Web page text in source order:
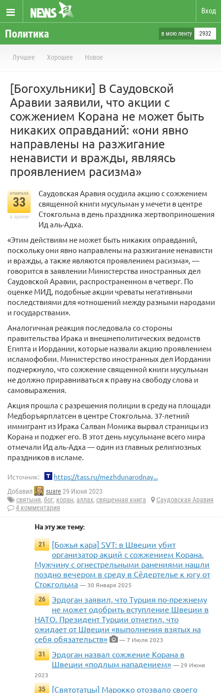
Вход
Политика в мою ленту 2932
Лучшее Хорошее Новое
[Богохульники] В Саудовской
Аравии заявили, что акции с
сожжением Корана не может быть
никаких оправданий: «они явно
направлены на разжигание
ненависти и вражды, являясь
проявлением расизма»
отметили
33
в архиве
Саудовская Аравия осудила акцию с сожжением
священной книги мусульман у мечети в центре
Стокгольма в день праздника жертвоприношения
Ид аль-Адха.
«Этим действиям не может быть никаких оправданий,
поскольку они явно направлены на разжигание ненависти
и вражды, а также являются проявлением расизма», —
говорится в заявлении Министерства иностранных дел
Саудовской Аравии, распространенном в четверг. По
оценке МИД, подобные акции чреваты негативными
последствиями для «отношений между разными народами
и государствами».
Аналогичная реакция последовала со стороны
правительства Ирака и внешнеполитических ведомств
Египта и Иордании, которые назвали акцию проявлением
исламофобии. Министерство иностранных дел Иордании
подчеркнуло, что сожжение священной книги мусульман
не должно приравниваться к праву на свободу слова и
самовыражения.
Акция прошла с разрешения полиции в среду на площади
Медборъярплатсен в центре Стокгольма. 37-летний
иммигрант из Ирака Салван Момика вырвал страницы из
Корана и поджег его. В этот день мусульмане всего мира
отмечали Ид аль-Адха — один из главных религиозных
праздников в исламе.
Источник: https://tass.ru/mezhdunarodnay...
Добавил suare 29 Июня 2023
святыня, бог, коран, аллах, священная книга
Саудовская Аравия
4 комментария
На эту же тему:
21
[Божья кара] SVT: в Швеции убит
организатор акций с сожжением Корана.
Мужчину с огнестрельными ранениями нашли
поздно вечером в среду в Сёдертелье к югу от
Стокгольма — 30 Января 2025
26
Эрдоган заявил, что Турция по-прежнему
не может одобрить вступление Швеции в
НАТО. Президент Турции отметил, что
ожидает от Швеции «выполнения взятых на
себя обязательств»
— 7 Июля 2023
31
Эрдоган назвал сожжение Корана в
Швеции «подлым нападением» — 29 Июня
2023
35
[Святотатцы] Марокко отозвало своего